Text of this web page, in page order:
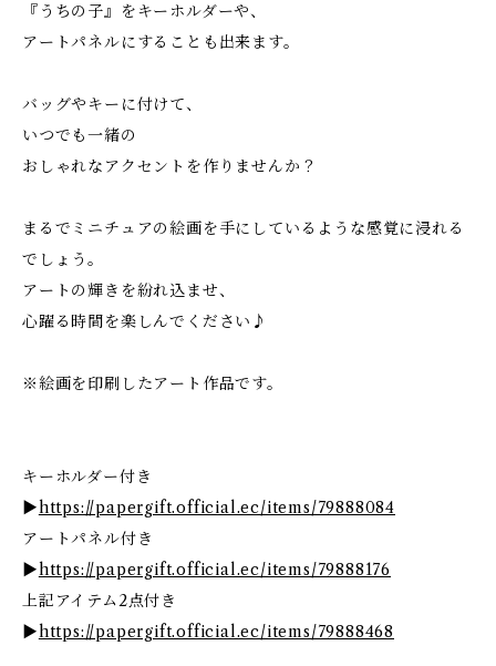
『うちの子』をキーホルダーや、
アートパネルにすることも出来ます。
バッグやキーに付けて、
いつでも一緒の
おしゃれなアクセントを作りませんか？
まるでミニチュアの絵画を手にしているような感覚に浸れる
でしょう。
アートの輝きを紛れ込ませ、
心躍る時間を楽しんでください♪
※絵画を印刷したアート作品です。
キーホルダー付き
▶https://papergift.official.ec/items/79888084
アートパネル付き
▶https://papergift.official.ec/items/79888176
上記アイテム2点付き
▶https://papergift.official.ec/items/79888468